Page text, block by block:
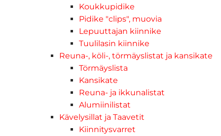
Koukkupidike
Pidike "clips", muovia
Lepuuttajan kiinnike
Tuulilasin kiinnike
Reuna-, köli-, törmäyslistat ja kansikate
Törmäyslista
Kansikate
Reuna- ja ikkunalistat
Alumiinilistat
Kävelysillat ja Taavetit
Kiinnitysvarret